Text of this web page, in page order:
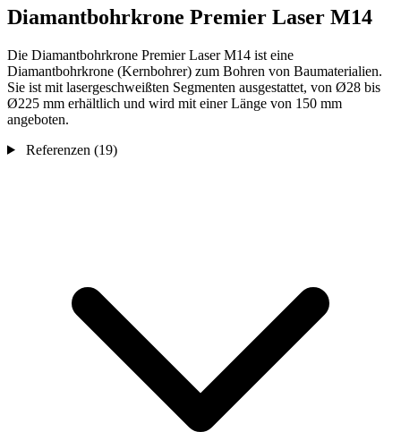
Diamantbohrkrone Premier Laser M14
Die Diamantbohrkrone Premier Laser M14 ist eine
Diamantbohrkrone (Kernbohrer) zum Bohren von Baumaterialien.
Sie ist mit lasergeschweißten Segmenten ausgestattet, von Ø28 bis
Ø225 mm erhältlich und wird mit einer Länge von 150 mm
angeboten.
Referenzen (19)